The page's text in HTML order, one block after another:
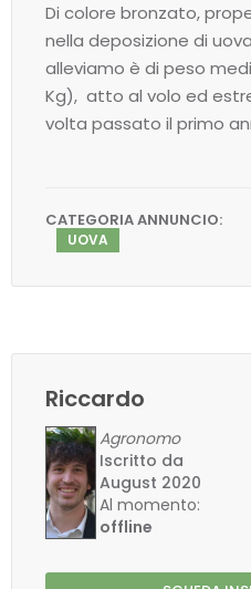
Di colore bronzato,
nella deposizione di
alleviamo è di peso
Kg), atto al volo ed
volta passato il primo
CATEGORIA ANNUNCIO:
UOVA
Riccardo
Agronomo
Iscritto da
August 2020
Al momento:
offline